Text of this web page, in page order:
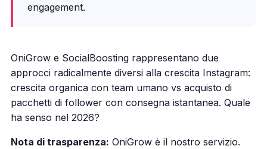
engagement.
OniGrow e SocialBoosting rappresentano due
approcci radicalmente diversi alla crescita Instagram:
crescita organica con team umano vs acquisto di
pacchetti di follower con consegna istantanea. Quale
ha senso nel 2026?
Nota di trasparenza: OniGrow è il nostro servizio.